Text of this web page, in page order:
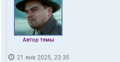
Автор темы
21 янв 2025, 23:35